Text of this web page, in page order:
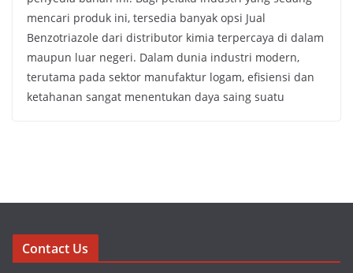
mencari produk ini, tersedia banyak opsi Jual
Benzotriazole dari distributor kimia terpercaya di dalam
maupun luar negeri. Dalam dunia industri modern,
terutama pada sektor manufaktur logam, efisiensi dan
ketahanan sangat menentukan daya saing suatu
Contact Us